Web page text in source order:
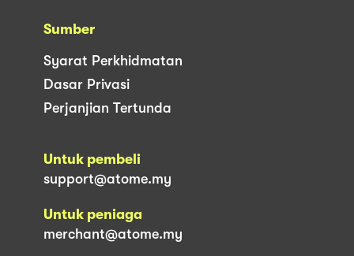
Sumber
Syarat Perkhidmatan
Dasar Privasi
Perjanjian Tertunda
Untuk pembeli
support@atome.my
Untuk peniaga
merchant@atome.my